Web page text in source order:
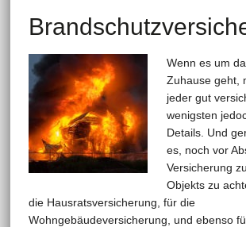
Wenn es um
Zuhause geht,
jeder gut
wenigsten
Details. Und
es, noch vor
Versicherung
Objekts zu
die Hausratsversicherung, für die
Wohngebäudeversicherung, und ebenso